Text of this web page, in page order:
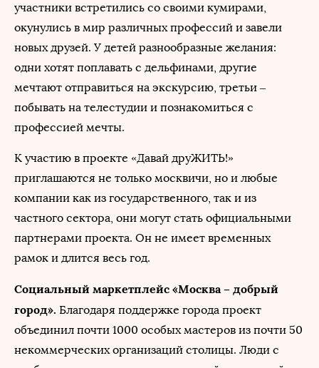
участники встретились со своими кумирами,
окунулись в мир различных профессий и завели
новых друзей. У детей разнообразные желания:
одни хотят поплавать с дельфинами, другие
мечтают отправиться на экскурсию, третьи –
побывать на телестудии и познакомиться с
профессией мечты.
К участию в проекте «Давай друЖИТЬ!»
приглашаются не только москвичи, но и любые
компании как из государственного, так и из
частного сектора, они могут стать официальными
партнерами проекта. Он не имеет временных
рамок и длится весь год.
Социальный маркетплейс «Москва – добрый
город». Благодаря поддержке города проект
объединил почти 1000 особых мастеров из почти 50
некоммерческих организаций столицы. Люди с